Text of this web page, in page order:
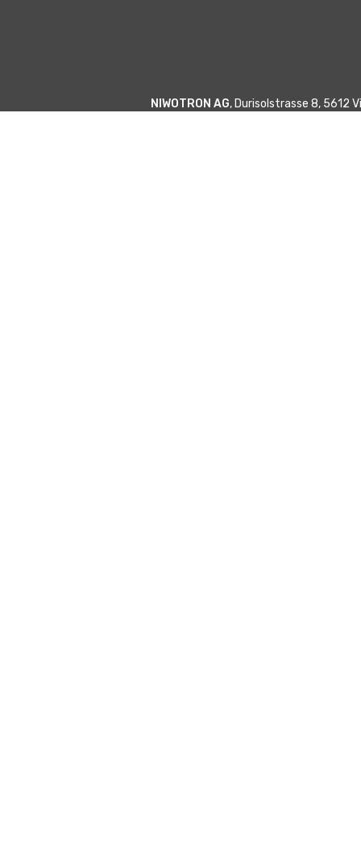
NIWOTRON AG, Durisolstrasse 8, 5612